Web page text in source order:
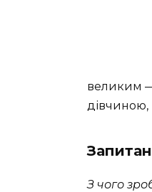
великим —
дівчиною,
З чого